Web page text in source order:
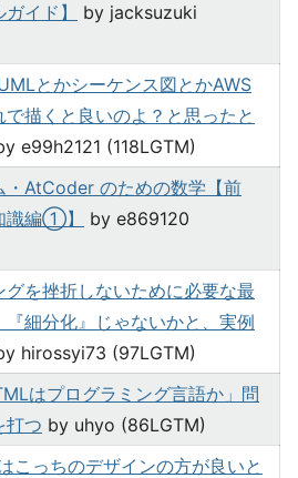
イド】
by jacksuzuki
とかシーケンス図とかAWS
描くと良いのよ？と思ったと
e99h2121 (118LGTM)
・AtCoder のための数学【前
識編①】
by e869120
グを挫折しないために必要な最
『細分化』じゃないかと、実例
hirossyi73 (97LGTM)
はプログラミング言語か」問
打つ by uhyo (86LGTM)
はこっちのデザインの方が良いと